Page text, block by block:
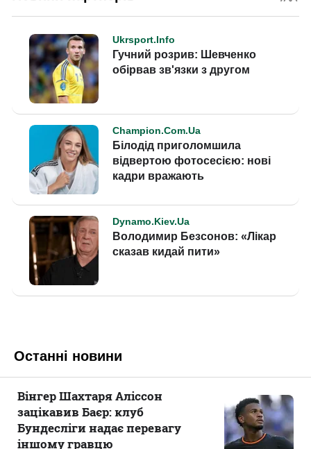
Останні новини
Вінгер Шахтаря Аліссон
зацікавив Баєр: клуб
Бундесліги надає перевагу
іншому гравцю